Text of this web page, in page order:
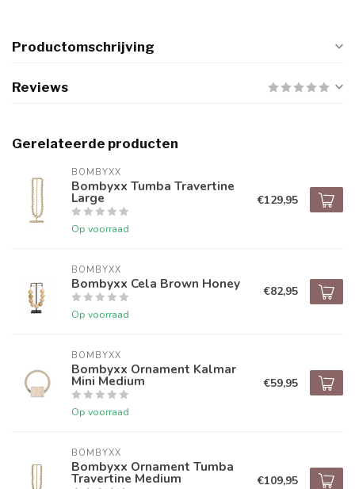
Productomschrijving
Reviews
Gerelateerde producten
BOMBYXX
Bombyxx Tumba Travertine
Large
Op voorraad
€129,95
BOMBYXX
Bombyxx Cela Brown Honey
Op voorraad
€82,95
BOMBYXX
Bombyxx Ornament Kalmar
Mini Medium
Op voorraad
€59,95
BOMBYXX
Bombyxx Ornament Tumba
Travertine Medium €109,95